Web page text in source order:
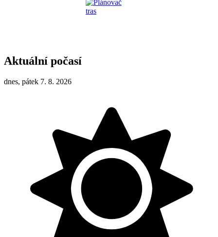
Aktuální počasí
dnes, pátek 7. 8. 2026